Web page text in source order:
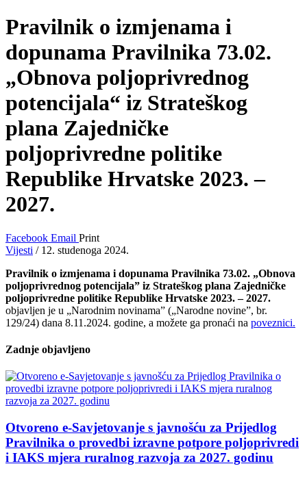
Pravilnik o izmjenama i
dopunama Pravilnika 73.02.
„Obnova poljoprivrednog
potencijala“ iz Strateškog
plana Zajedničke
poljoprivredne politike
Republike Hrvatske 2023. –
2027.
Facebook Email Print
Vijesti / 12. studenoga 2024.
Pravilnik o izmjenama i dopunama Pravilnika 73.02. „Obnova
poljoprivrednog potencijala” iz Strateškog plana Zajedničke
poljoprivredne politike Republike Hrvatske 2023. – 2027.
objavljen je u „Narodnim novinama” („Narodne novine”, br.
129/24) dana 8.11.2024. godine, a možete ga pronaći na poveznici.
Zadnje objavljeno
Otvoreno e-Savjetovanje s javnošću za Prijedlog
Pravilnika o provedbi izravne potpore poljoprivredi
i IAKS mjera ruralnog razvoja za 2027. godinu